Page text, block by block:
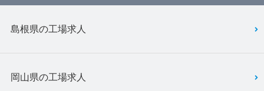
島根県の工場求人
岡山県の工場求人